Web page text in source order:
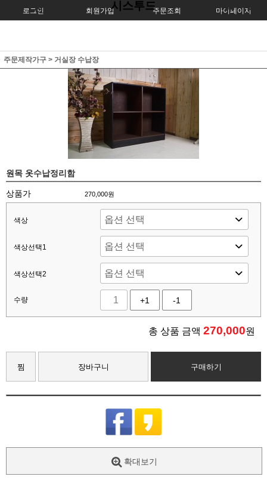
로그인 회원가입 주문조회 마이페이지
시스투드
주문제작가구 > 거실장 수납장
원목 옷수납정리함
상품가 270,000원
색상
색상선택1
색상선택2
수량 +1 -1
총 상품 금액 270,000원
찜 장바구니 구매하기
확대보기